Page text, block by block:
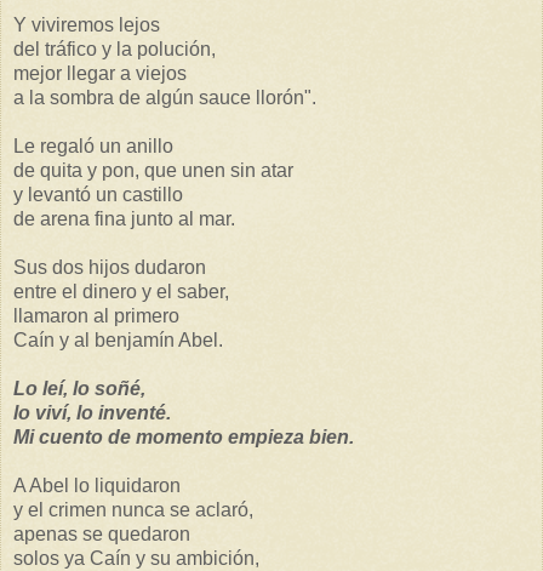
Y viviremos lejos
del tráfico y la polución,
mejor llegar a viejos
a la sombra de algún sauce llorón".
Le regaló un anillo
de quita y pon, que unen sin atar
y levantó un castillo
de arena fina junto al mar.
Sus dos hijos dudaron
entre el dinero y el saber,
llamaron al primero
Caín y al benjamín Abel.
Lo leí, lo soñé,
lo viví, lo inventé.
Mi cuento de momento empieza bien.
A Abel lo liquidaron
y el crimen nunca se aclaró,
apenas se quedaron
solos ya Caín y su ambición,